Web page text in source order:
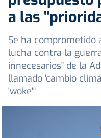
a las
Se ha comprometido
lucha contra la
innecesarios" de la
llamado 'cambio
'woke'"